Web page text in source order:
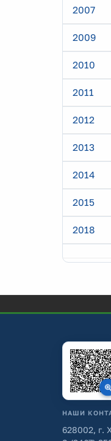
2007
2009
2010
2011
2012
2013
2014
2015
2018
НАШИ
628002, г.